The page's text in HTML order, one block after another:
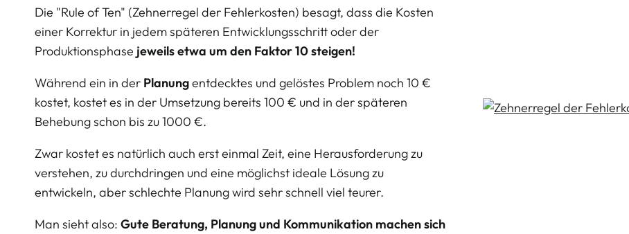
Die "Rule of Ten" (Zehnerregel der Fehlerkosten) besagt, dass die Kosten
einer Korrektur in jedem späteren Entwicklungsschritt oder der
Produktionsphase jeweils etwa um den Faktor 10 steigen!
Während ein in der Planungentdecktes und gelöstes Problem noch 10 €
kostet, kostet es in der Umsetzung bereits 100 € und in der späteren
Behebung schon bis zu 1000 €.
Zwar kostet es natürlich auch erst einmal Zeit, eine Herausforderung zu
verstehen, zu durchdringen und eine möglichst ideale Lösung zu
entwickeln, aber schlechte Planung wird sehr schnell viel teurer.
Man sieht also:Gute Beratung, Planung und Kommunikation machen sich